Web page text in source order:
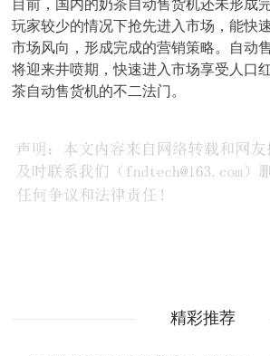
目前，国内的奶茶自动售货机还未形成
玩家较少的情况下抢先进入市场，能快
市场风向，形成完成的营销策略。自动
将迎来井喷期，快速进入市场享受人口
茶自动售货机的不二法门。
精彩推荐